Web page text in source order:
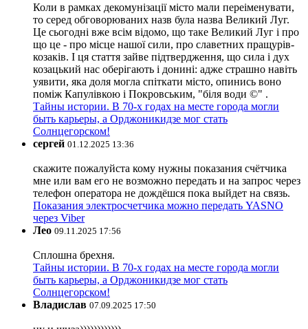
Коли в рамках декомунізації місто мали переіменувати,
то серед обговорюваних назв була назва Великий Луг.
Це сьогодні вже всім відомо, що таке Великий Луг і про
що це - про місце нашої сили, про славетних пращурів-
козаків. І ця стаття зайве підтвердження, що сила і дух
козацький нас оберігають і донині: адже страшно навіть
уявити, яка доля могла спіткати місто, опинись воно
поміж Капулівкою і Покровським, "біля води ©" .
Тайны истории. В 70-х годах на месте города могли
быть карьеры, а Орджоникидзе мог стать
Солнцегорском!
сергей 01.12.2025 13:36
скажите пожалуйста кому нужны показания счётчика
мне или вам его не возможно передать и на запрос через
телефон оператора не дождёшся пока выйдет на связь.
Показания электросчетчика можно передать YASNO
через Viber
Лео 09.11.2025 17:56
Сплошна брехня.
Тайны истории. В 70-х годах на месте города могли
быть карьеры, а Орджоникидзе мог стать
Солнцегорском!
Владислав 07.09.2025 17:50